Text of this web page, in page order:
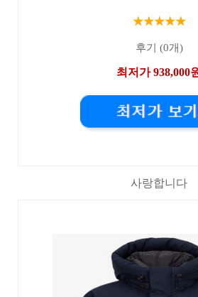
★★★★★
후기 (0개)
최저가 938,000
사랑합니다